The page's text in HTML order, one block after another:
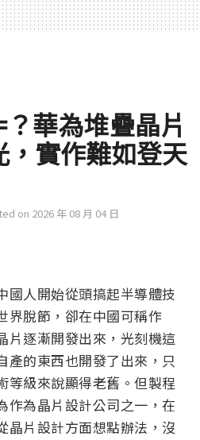
華為堆疊晶片
實作難如登天
on 2026 年 08 月 04 日
國人開始從頭搞起半導體技
界脫節，卻在中國可稱作
片逐漸開發出來，光刻機這
產的東西也開發了出來，只
等級來說顯得老舊。但製程
作為晶片設計公司之一，在
晶片設計方面想點辦法，沒